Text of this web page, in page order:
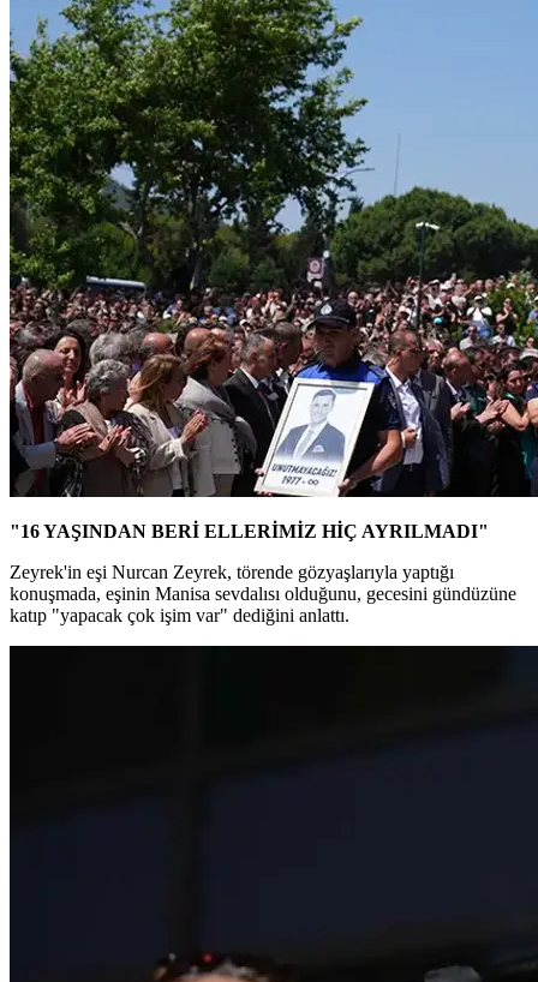
"16 YAŞINDAN BERİ ELLERİMİZ HİÇ AYRILMADI"
Zeyrek'in eşi Nurcan Zeyrek, törende gözyaşlarıyla yaptığı
konuşmada, eşinin Manisa sevdalısı olduğunu, gecesini gündüzüne
katıp "yapacak çok işim var" dediğini anlattı.